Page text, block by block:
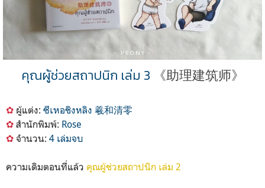
คุณผู้ช่วยสถาปนิก เล่ม 3 《助理建筑师》
✿ ผู้แต่ง: ซีเหอชิงหลิง 羲和清零
✿ สำนักพิมพ์: Rose
✿ จำนวน: 4 เล่มจบ
ความเดิมตอนที่แล้ว คุณผู้ช่วยสถาปนิก เล่ม 2